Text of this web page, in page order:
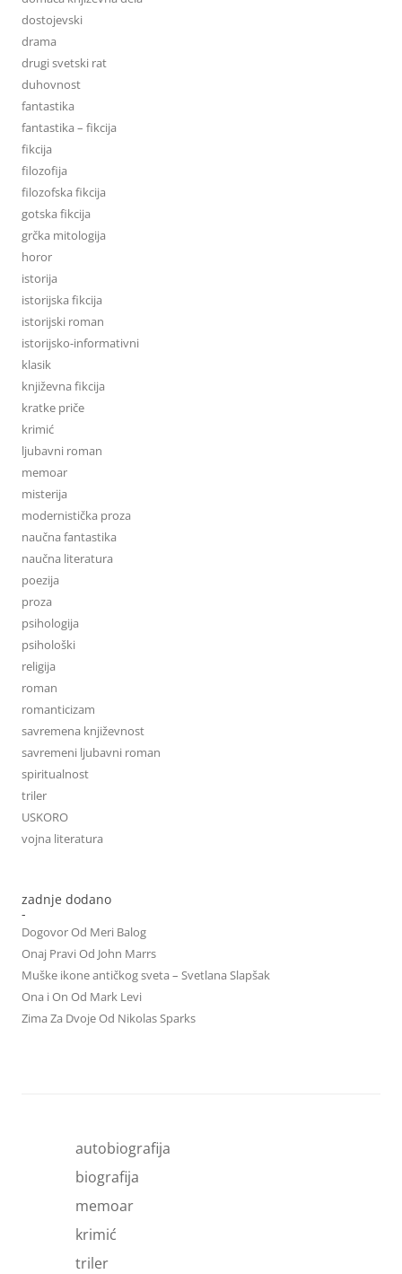
dostojevski
drama
drugi svetski rat
duhovnost
fantastika
fantastika – fikcija
fikcija
filozofija
filozofska fikcija
gotska fikcija
grčka mitologija
horor
istorija
istorijska fikcija
istorijski roman
istorijsko-informativni
klasik
književna fikcija
kratke priče
krimić
ljubavni roman
memoar
misterija
modernistička proza
naučna fantastika
naučna literatura
poezija
proza
psihologija
psihološki
religija
roman
romanticizam
savremena književnost
savremeni ljubavni roman
spiritualnost
triler
USKORO
vojna literatura
zadnje dodano
-
Dogovor Od Meri Balog
Onaj Pravi Od John Marrs
Muške ikone antičkog sveta – Svetlana Slapšak
Ona i On Od Mark Levi
Zima Za Dvoje Od Nikolas Sparks
autobiografija
biografija
memoar
krimić
triler